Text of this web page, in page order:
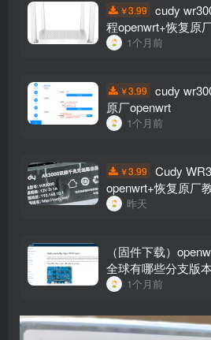
￥3.99
cudy
程openwrt+恢复原
1个月前
￥3.99
cudy
原厂openwrt
1个月前
￥3.99
Cudy
openwrt+恢复原厂
昨天
（固件下载）
全球有哪些分支版
1个月前